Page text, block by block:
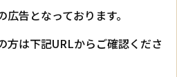
告となっております。
方は下記URLからご確認くださ